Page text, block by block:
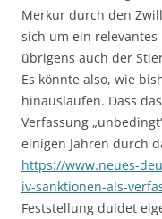
Merkur durch den
sich um ein
übrigens auch der
Es könnte also, wie
hinauslaufen. Dass
Verfassung
einigen Jahren durch
https://www.neues-
iv-sanktionen-als-
Feststellung duldet